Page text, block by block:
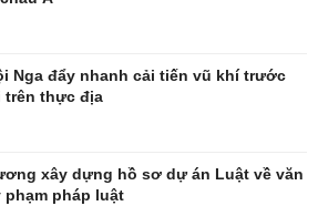
Bóng đá Việt Nam
Nga đẩy nhanh cải tiến vũ khí trước
trên thực địa
xây dựng hồ sơ dự án Luật về văn
phạm pháp luật